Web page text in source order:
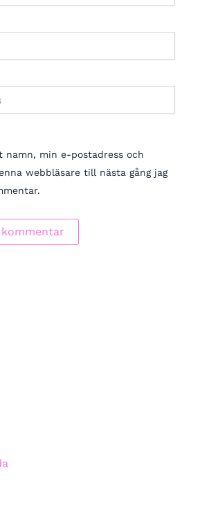
namn, min e-postadress och
webbläsare till nästa gång jag